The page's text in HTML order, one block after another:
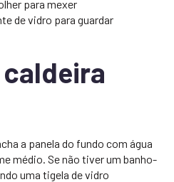
para mexer
de vidro para guardar
a panela do fundo com água
médio. Se não tiver um banho-
uma tigela de vidro